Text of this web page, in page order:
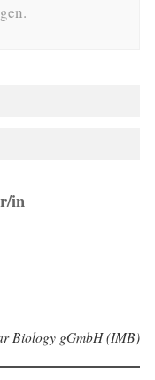
in
Biology gGmbH (IMB)